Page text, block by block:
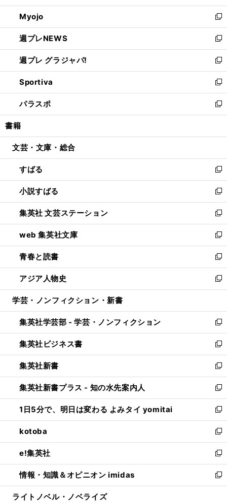
開
く
ウ
で
開
く
ン
ド
ウ
で
開
く
ウ
ィ
ン
ド
ウ
で
開
く
Myojo
新
し
い
ウ
ィ
ン
ド
ウ
で
開
週プレNEWS
新
し
い
ウ
ィ
ン
ド
ウ
開
週プレ グラジャパ!
新
し
い
ウ
ィ
ン
ウ
開
く
Sportiva
新
し
い
ウ
ン
ウ
で
開
く
パラスポ
新
し
ウ
ン
ド
ウ
で
開
く
書籍
文芸・文庫・総合
すばる
新
し
い
ウ
ィ
ン
ド
ウ
で
開
く
小説すばる
新
し
い
ウ
ィ
ン
ド
ウ
で
開
集英社 文芸ステーション
新
し
い
ウ
ィ
ン
ド
ウ
開
く
web 集英社文庫
新
し
い
ウ
ィ
ン
ウ
で
開
く
青春と読書
新
し
い
ウ
ン
ド
ウ
で
開
く
アジア人物史
新
し
ウ
ィ
ン
ド
ウ
で
開
く
学芸・ノンフィクション・新書
集英社学芸部 - 学芸・ノンフィクション
新
し
い
ウ
ィ
ン
ド
ウ
で
開
く
集英社ビジネス書
新
し
い
ウ
ィ
ン
ド
ウ
で
開
く
集英社新書
新
し
い
ウ
ィ
ン
ド
ウ
で
開
く
集英社新書プラス - 知の水先案内人
新
し
い
ウ
ィ
ン
ド
ウ
で
開
1日5分で、明日は変わる よみタイ yomitai
新
し
い
ウ
ィ
ン
ド
ウ
kotoba
新
し
い
ウ
ィ
ン
e!集英社
新
し
い
ウ
情報・知識＆オピニオン imidas
新
し
ライトノベル・ノベライズ